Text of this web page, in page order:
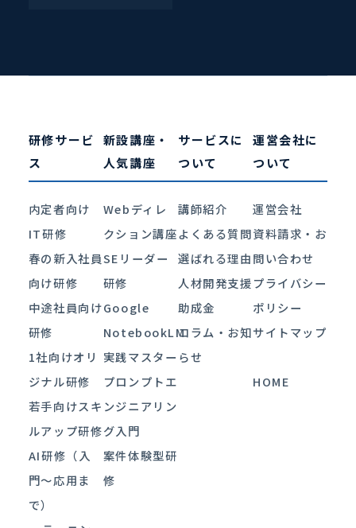
研修サービ
ス
内定者向け
IT研修
春の新入社員
向け研修
中途社員向け
研修
1社向けオリ
ジナル研修
若手向けスキ
ルアップ研修
AI研修（入
門〜応用ま
で）
新設講座・
人気講座
Webディレ
クション講座
SEリーダー
研修
Google
NotebookLM
実践マスター
プロンプトエ
ンジニアリン
グ入門
案件体験型研
修
サービスに
ついて
講師紹介
よくある質問
選ばれる理由
人材開発支援
助成金
コラム・お知
らせ
運営会社に
ついて
運営会社
資料請求・お
問い合わせ
プライバシー
ポリシー
サイトマップ
HOME